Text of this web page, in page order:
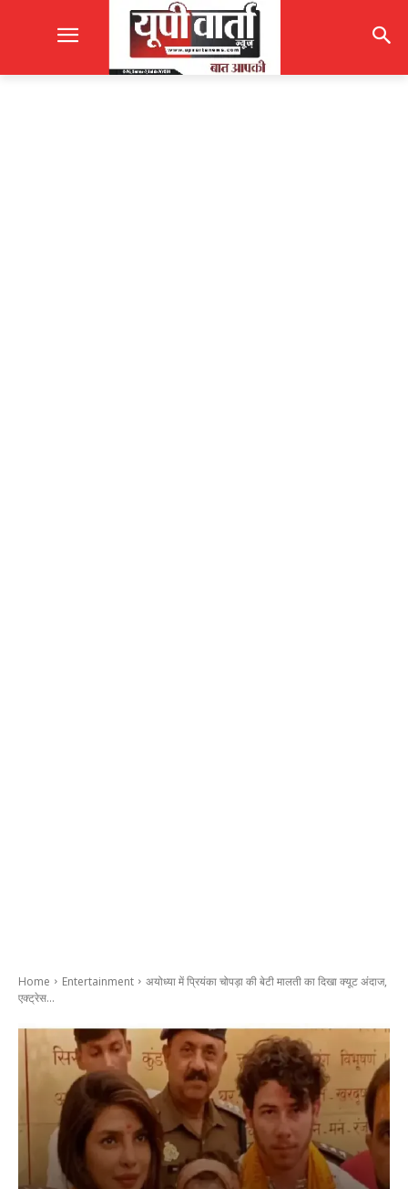
Home Entertainment
अयोध्या में प्रियंका चोपड़ा की बेटी मालती का दिखा क्यूट अंदाज,
एक्ट्रेस...